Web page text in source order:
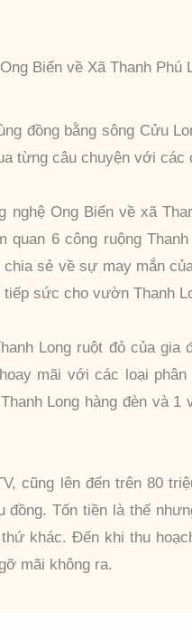
Biển về Xã Thanh Phú
đồng bằng sông Cửu
từng câu chuyện với các
Ong Biển về xã
quan 6 công ruộng
sẻ về sự may mắn
sức cho vườn Thanh
Long ruột đỏ của gia
mãi với các loại phân
Long hàng đèn và 1
cũng lên đến trên 80
đồng. Tốn tiền là thế
khác. Đến khi thu
mãi không ra.